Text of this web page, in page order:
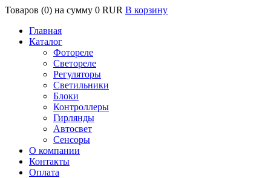
Товаров (0) на сумму 0 RUR В корзину
Главная
Каталог
Фотореле
Светореле
Регуляторы
Светильники
Блоки
Контроллеры
Гирлянды
Автосвет
Сенсоры
О компании
Контакты
Оплата